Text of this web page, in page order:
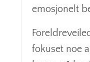
emosjonelt
fokuset noe